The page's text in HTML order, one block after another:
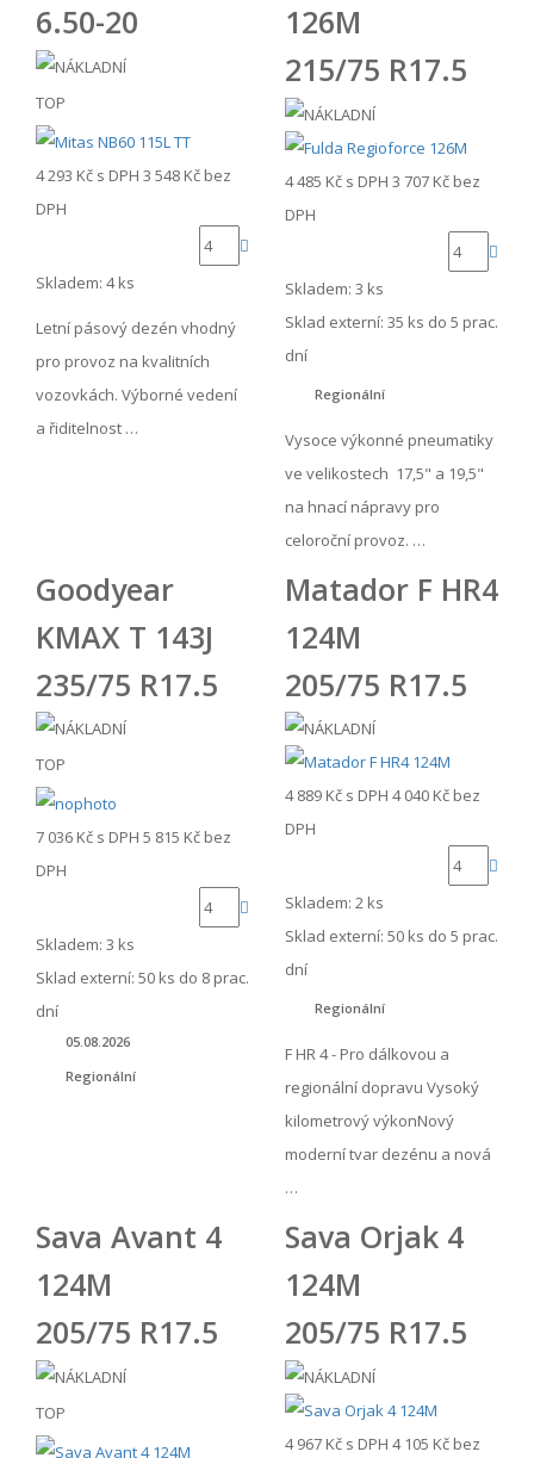
6.50-20
TOP
4 293 Kč s DPH 3 548 Kč bez
DPH
Skladem: 4 ks
Letní pásový dezén vhodný
pro provoz na kvalitních
vozovkách. Výborné vedení
a řiditelnost …
126M
215/75 R17.5
4 485 Kč s DPH 3 707 Kč bez
DPH
Skladem: 3 ks
Sklad externí: 35 ks do 5 prac.
dní
Regionální
Vysoce výkonné pneumatiky
ve velikostech 17,5" a 19,5"
na hnací nápravy pro
celoroční provoz. …
Goodyear
KMAX T 143J
235/75 R17.5
TOP
7 036 Kč s DPH 5 815 Kč bez
DPH
Skladem: 3 ks
Sklad externí: 50 ks do 8 prac.
dní
05.08.2026
Regionální
Matador F HR4
124M
205/75 R17.5
4 889 Kč s DPH 4 040 Kč bez
DPH
Skladem: 2 ks
Sklad externí: 50 ks do 5 prac.
dní
Regionální
F HR 4 - Pro dálkovou a
regionální dopravu Vysoký
kilometrový výkonNový
moderní tvar dezénu a nová
…
Sava Avant 4
124M
205/75 R17.5
TOP
Sava Orjak 4
124M
205/75 R17.5
4 967 Kč s DPH 4 105 Kč bez